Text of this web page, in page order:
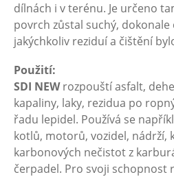
dílnách i v terénu. Je určeno
povrch zůstal suchý, dokonale
jakýchkoliv reziduí a čištění
Použití:
SDI NEWrozpouští asfalt,
kapaliny, laky, rezidua po
řadu lepidel. Používá se
kotlů, motorů, vozidel, nádrží,
karbonových nečistot z
čerpadel. Pro svoji schopnost